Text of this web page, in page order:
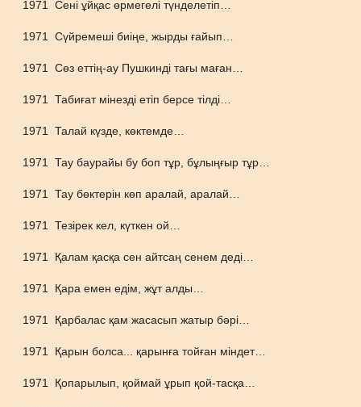
1971 Сені ұйқас өрмегелі түнделетіп…
1971 Сүйремеші биіңе, жырды ғайып…
1971 Сөз еттің-ау Пушкинді тағы маған…
1971 Табиғат мінезді етіп берсе тілді…
1971 Талай күзде, көктемде…
1971 Тау баурайы бу боп тұр, бұлыңғыр тұр…
1971 Тау бөктерін көп аралай, аралай…
1971 Тезірек кел, күткен ой…
1971 Қалам қасқа сен айтсаң сенем деді…
1971 Қара емен едім, жұт алды…
1971 Қарбалас қам жасасып жатыр бәрі…
1971 Қарын болса... қарынға тойған міндет…
1971 Қопарылып, қоймай ұрып қой-тасқа…